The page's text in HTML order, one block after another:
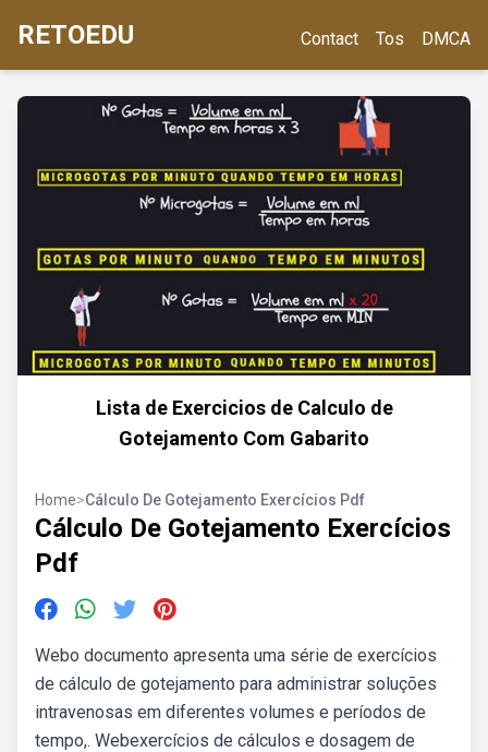
RETOEDU Contact Tos DMCA
Lista de Exercicios de Calculo de
Gotejamento Com Gabarito
Home>Cálculo De Gotejamento Exercícios Pdf
Cálculo De Gotejamento Exercícios
Pdf
Webo documento apresenta uma série de exercícios
de cálculo de gotejamento para administrar soluções
intravenosas em diferentes volumes e períodos de
tempo,. Webexercícios de cálculos e dosagem de